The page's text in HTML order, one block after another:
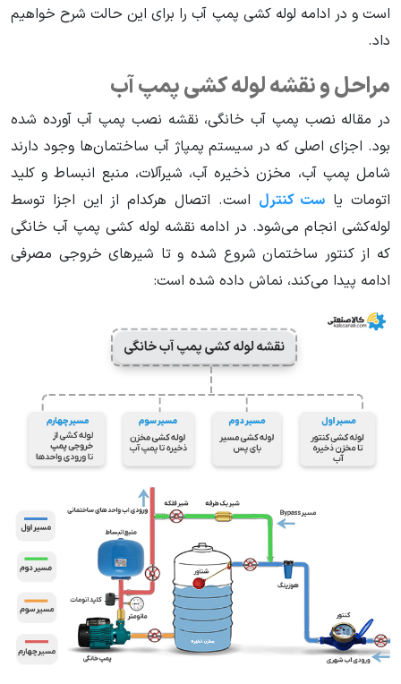
است و در ادامه لوله کشی پمپ آب را برای این حالت شرح خواهیم
داد.
مراحل و نقشه لوله کشی پمپ آب
در مقاله نصب پمپ آب خانگی، نقشه نصب پمپ آب آورده شده
بود. اجزای اصلی که در سیستم پمپاژ آب ساختمان‌ها وجود دارند
شامل پمپ آب، مخزن ذخیره آب، شیرآلات، منبع انبساط و کلید
اتومات یا ست کنترل است. اتصال هرکدام از این اجزا توسط
لوله‌کشی انجام می‌شود. در ادامه نقشه لوله کشی پمپ آب خانگی
که از کنتور ساختمان شروع شده و تا شیرهای خروجی مصرفی
ادامه پیدا می‌کند، نماش داده شده است: